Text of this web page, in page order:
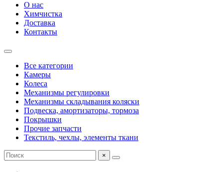
О нас
Химчистка
Доставка
Контакты
Все категории
Камеры
Колеса
Механизмы регулировки
Механизмы складывания коляски
Подвеска, амортизаторы, тормоза
Покрышки
Прочие запчасти
Текстиль, чехлы, элементы ткани
×